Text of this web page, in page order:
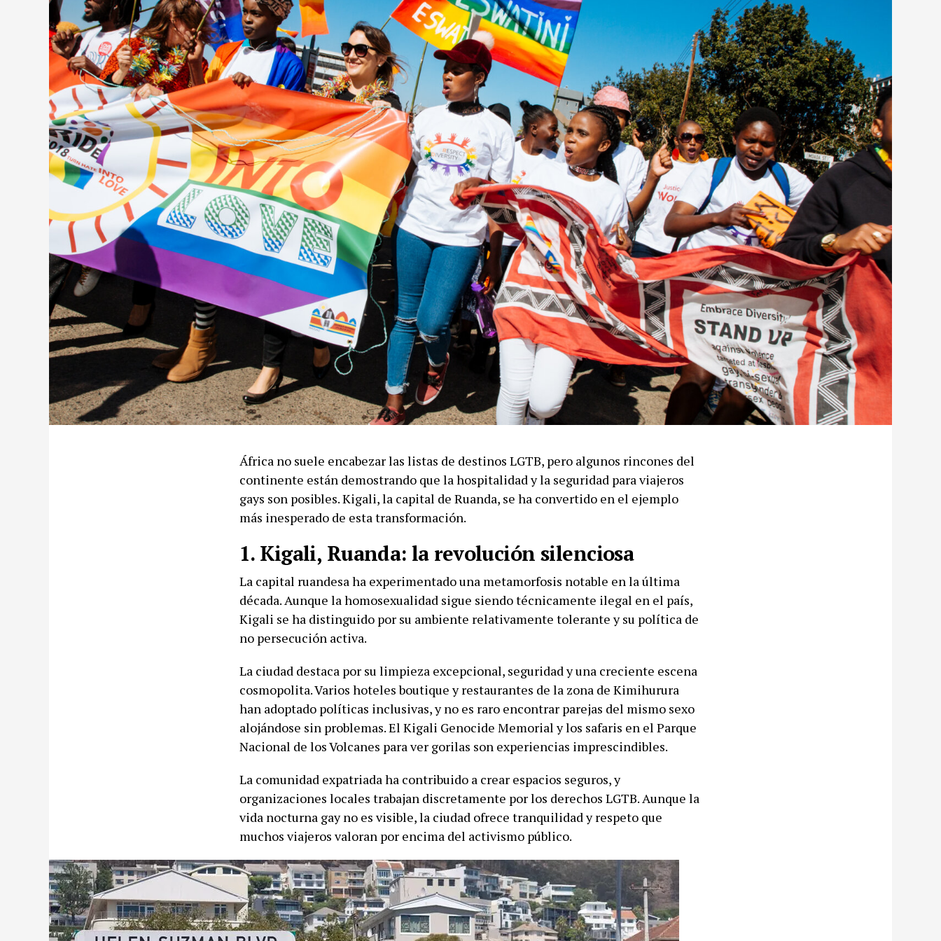
África no suele encabezar las listas de destinos LGTB, pero algunos rincones del
continente están demostrando que la hospitalidad y la seguridad para viajeros
gays son posibles. Kigali, la capital de Ruanda, se ha convertido en el ejemplo
más inesperado de esta transformación.
1. Kigali, Ruanda: la revolución silenciosa
La capital ruandesa ha experimentado una metamorfosis notable en la última
década. Aunque la homosexualidad sigue siendo técnicamente ilegal en el país,
Kigali se ha distinguido por su ambiente relativamente tolerante y su política de
no persecución activa.
La ciudad destaca por su limpieza excepcional, seguridad y una creciente escena
cosmopolita. Varios hoteles boutique y restaurantes de la zona de Kimihurura
han adoptado políticas inclusivas, y no es raro encontrar parejas del mismo sexo
alojándose sin problemas. El Kigali Genocide Memorial y los safaris en el Parque
Nacional de los Volcanes para ver gorilas son experiencias imprescindibles.
La comunidad expatriada ha contribuido a crear espacios seguros, y
organizaciones locales trabajan discretamente por los derechos LGTB. Aunque la
vida nocturna gay no es visible, la ciudad ofrece tranquilidad y respeto que
muchos viajeros valoran por encima del activismo público.